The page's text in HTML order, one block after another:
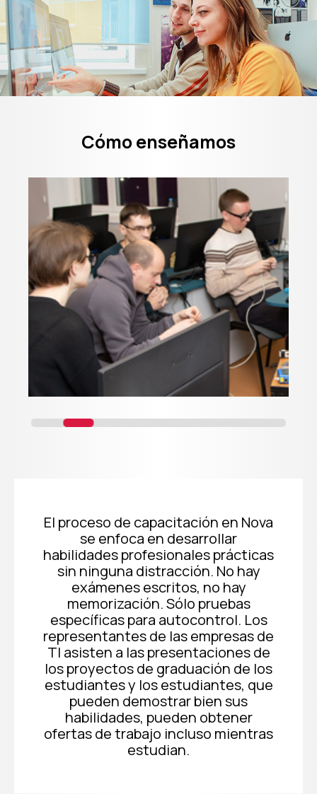
Cómo enseñamos
El proceso de capacitación en Nova
se enfoca en desarrollar
habilidades profesionales prácticas
sin ninguna distracción. No hay
exámenes escritos, no hay
memorización. Sólo pruebas
específicas para autocontrol. Los
representantes de las empresas de
TI asisten a las presentaciones de
los proyectos de graduación de los
estudiantes y los estudiantes, que
pueden demostrar bien sus
habilidades, pueden obtener
ofertas de trabajo incluso mientras
estudian.